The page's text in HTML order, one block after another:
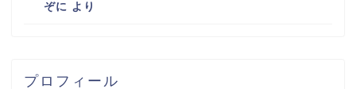
ぞに より
プロフィール